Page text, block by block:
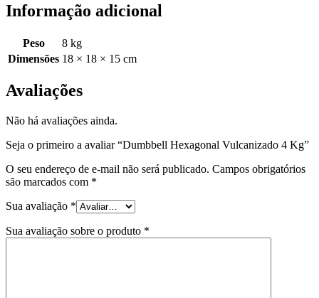
Informação adicional
Peso
8 kg
Dimensões 18 × 18 × 15 cm
Avaliações
Não há avaliações ainda.
Seja o primeiro a avaliar “Dumbbell Hexagonal Vulcanizado 4 Kg”
O seu endereço de e-mail não será publicado. Campos obrigatórios
são marcados com *
Sua avaliação *
Sua avaliação sobre o produto *